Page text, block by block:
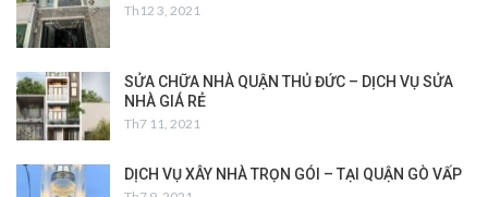
Th12 3, 2021
SỬA CHỮA NHÀ QUẬN THỦ ĐỨC – DỊCH VỤ SỬA
NHÀ GIÁ RẺ
Th7 11, 2021
DỊCH VỤ XÂY NHÀ TRỌN GÓI – TẠI QUẬN GÒ VẤP